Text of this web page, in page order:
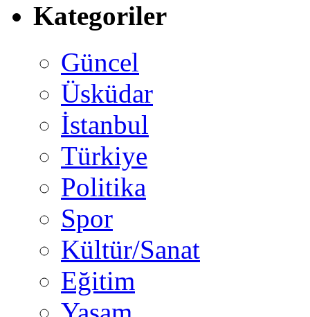
Kategoriler
Güncel
Üsküdar
İstanbul
Türkiye
Politika
Spor
Kültür/Sanat
Eğitim